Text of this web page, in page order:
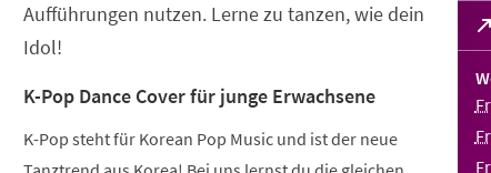
in
Fr
Fr
Fr
Aufführungen nutzen. Lerne zu tanzen, wie dein
Idol!
K-Pop Dance Cover für junge Erwachsene
K-Pop steht für Korean Pop Music und ist der neue